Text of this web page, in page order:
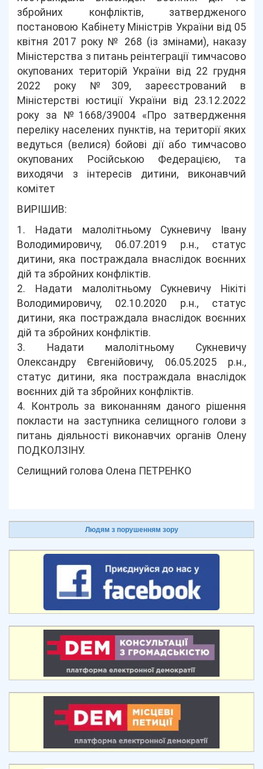
збройних конфліктів, затвердженого
постановою Кабінету Міністрів України від 05
квітня 2017 року № 268 (із змінами), наказу
Міністерства з питань реінтеграції тимчасово
окупованих територій України від 22 грудня
2022 року №309, зареєстрований в
Міністерстві юстиції України від 23.12.2022
року за №1668/39004 «Про затвердження
переліку населених пунктів, на території яких
ведуться (велися) бойові дії або тимчасово
окупованих Російською Федерацією, та
виходячи з інтересів дитини, виконавчий
комітет
ВИРІШИВ:
1. Надати малолітньому Сукневичу Івану
Володимировичу, 06.07.2019 р.н., статус
дитини, яка постраждала внаслідок воєнних
дій та збройних конфліктів.
2. Надати малолітньому Сукневичу Нікіті
Володимировичу, 02.10.2020 р.н., статус
дитини, яка постраждала внаслідок воєнних
дій та збройних конфліктів.
3. Надати малолітньому Сукневичу
Олександру Євгенійовичу, 06.05.2025 р.н.,
статус дитини, яка постраждала внаслідок
воєнних дій та збройних конфліктів.
4. Контроль за виконанням даного рішення
покласти на заступника селищного голови з
питань діяльності виконавчих органів Олену
ПОДКОЛЗІНУ.
Селищний голова Олена ПЕТРЕНКО
Людям з порушенням зору